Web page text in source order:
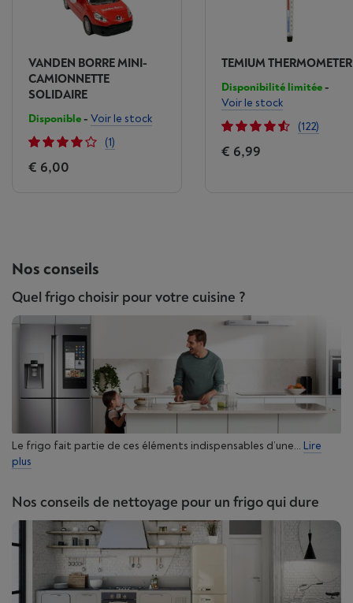
VANDEN BORRE MINI-
CAMIONNETTE
SOLIDAIRE
Disponible- Voir le stock
(1)
€ 6,00
TEMIUM THERMOMETER
Disponibilité limitée-
Voir le stock
(122)
€ 6,99
Nos conseils
Quel frigo choisir pour votre cuisine ?
Le frigo fait partie de ces éléments indispensables d’une... Lire
plus
Nos conseils de nettoyage pour un frigo qui dure